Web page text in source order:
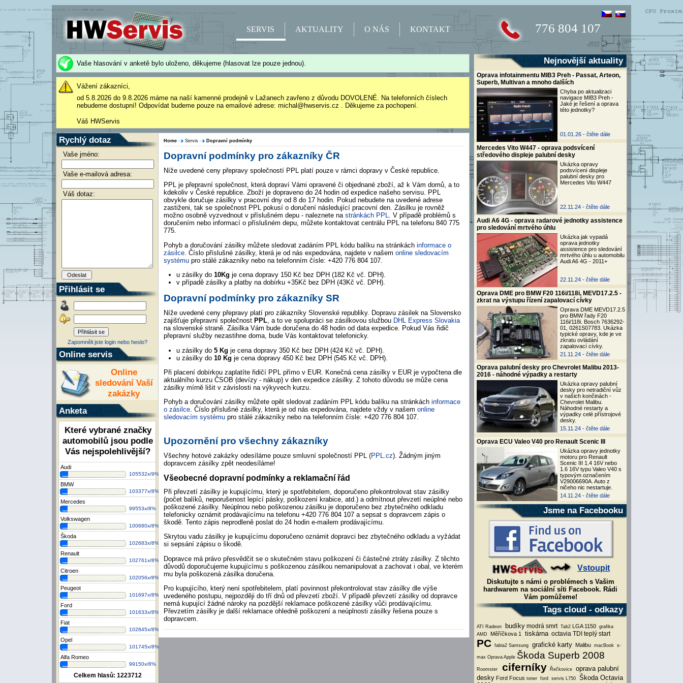
776 804 107
SERVIS AKTUALITY O NÁS KONTAKT
Nejnovější aktuality
Oprava infotainmentu MIB3 Preh - Passat, Arteon,
Superb, Multivan a mnoho dalších
Chyba po aktualizaci
navigace MIB3 Preh -
Jaké je řešení a oprava
této jednotky?
01.01.26 - čtěte dále
Mercedes Vito W447 - oprava podsvícení
středového displeje palubní desky
Ukázka opravy
podsvícení displeje
palubní desky pro
Mercedes Vito W447
22.11.24 - čtěte dále
Audi A6 4G - oprava radarové jednotky assistence
pro sledování mrtvého úhlu
Ukázka jak vypadá
oprava jednotky
assistence pro sledování
mrtvého úhlu u automobilu
Audi A6 4G - 2011+
22.11.24 - čtěte dále
Oprava DME pro BMW F20 116i/118i, MEVD17.2.5 -
zkrat na výstupu řízení zapalovací cívky
Oprava DME MEVD17.2.5
pro BMW řady F20
116i/118i. Bosch 7636292-
01, 0261S07783. Ukázka
typické opravy, kde je ve
zkratu ovládání
zapalovací cívky.
21.11.24 - čtěte dále
Oprava palubní desky pro Chevrolet Malibu 2013-
2016 - náhodné výpadky a restarty
Ukázka opravy palubní
desky pro netradiční vůz
v našich končinách -
Chevrolet Malibu.
Náhodné restarty a
výpadky celé přístrojové
desky.
15.11.24 - čtěte dále
Oprava ECU Valeo V40 pro Renault Scenic III
Ukázka opravy jednotky
motoru pro Renault
Scenic III 1.4 16V nebo
1.6 16V typu Valeo V40 s
typovým označením
V29006690A. Auto z
ničeho nic nestartuje.
14.11.24 - čtěte dále
Jsme na Facebooku
Vstoupit
Diskutujte s námi o problémech s Vašim
hardwarem na sociální síti Facebook. Rádi
Vám pomůžeme!
Tags cloud - odkazy
ATI Radeon budíky modrá smrt Tab2 LGA 1150 grafika
AMD
Měříčkova 1 tiskárna octavia TDI teplý start
PC fabia2 Samsung grafické karty Malibu macBook s-
max Oprava Apple Škoda Superb 2008
Roomster ciferníky Řečkovice
oprava palubní
desky Ford Focus toner ford servis L750
Škoda Octavia
Vaše hlasování v anketě bylo uloženo, děkujeme (hlasovat lze pouze jednou).
Vážení zákazníci,
od 5.8.2026 do 9.8.2026 máme na naší kamenné prodejně v Lažanech zavřeno z důvodu DOVOLENÉ. Na telefonních číslech
nebudeme dostupní! Odpovídat budeme pouze na emailové adrese: michal@hwservis.cz . Děkujeme za pochopení.
Váš HWServis
Rychlý dotaz
Vaše jméno:
Vaše e-mailová adresa:
Váš dotaz:
Přihlásit se
Zapomněli jste login nebo heslo?
Online servis
Online
sledování Vaší
zakázky
Anketa
Které vybrané značky
automobilů jsou podle
Vás nejspolehlivější?
Audi
105532x/9%
BMW
103377x/8%
Mercedes
99553x/8%
Volkswagen
100680x/8%
Škoda
102683x/8%
Renault
102761x/8%
Citroen
102056x/8%
Peugeot
101697x/8%
Ford
101633x/8%
Fiat
102845x/8%
Opel
101745x/8%
Alfa Romeo
99150x/8%
Celkem hlasů: 1223712
Home Servis Dopravní podmínky
Dopravní podmínky pro zákazníky ČR
Níže uvedené ceny přepravy společností PPL platí pouze v rámci dopravy v České republice.
PPL je přepravní společnost, která dopraví Vámi opravené či objednané zboží, až k Vám domů, a to
kdekoliv v České republice. Zboží je dopraveno do 24 hodin od expedice našeho servisu. PPL
obvykle doručuje zásilky v pracovní dny od 8 do 17 hodin. Pokud nebudete na uvedené adrese
zastiženi, tak se společnost PPL pokusí o doručení následující pracovní den. Zásilku je rovněž
možno osobně vyzvednout v příslušném depu - naleznete na stránkách PPL. V případě problémů s
doručením nebo informací o příslušném depu, můžete kontaktovat centrálu PPL na telefonu 840 775
775.
Pohyb a doručování zásilky můžete sledovat zadáním PPL kódu balíku na stránkách informace o
zásilce . Číslo příslušné zásilky, která je od nás expedována, najdete v našem online sledovacím
systému pro stálé zákazníky nebo na telefonním čísle: +420 776 804 107.
u zásilky do 10Kg je cena dopravy 150 Kč bez DPH (182 Kč vč. DPH).
v případě zásilky a platby na dobírku +35Kč bez DPH (43Kč vč. DPH).
Dopravní podmínky pro zákazníky SR
Níže uvedené ceny přepravy platí pro zákazníky Slovenské republiky. Dopravu zásilek na Slovensko
zajišťuje přepravní společnost PPL, a to ve spolupráci se zásilkovou službou DHL Express Slovakia
na slovenské straně. Zásilka Vám bude doručena do 48 hodin od data expedice. Pokud Vás řidič
přepravní služby nezastihne doma, bude Vás kontaktovat telefonicky.
u zásilky do 5 Kg je cena dopravy 350 Kč bez DPH (424 Kč vč. DPH).
u zásilky do 10 Kg je cena dopravy 450 Kč bez DPH (545 Kč vč. DPH).
Při placení dobírkou zaplatíte řidičí PPL přímo v EUR. Konečná cena zásilky v EUR je vypočtena dle
aktuálního kurzu ČSOB (devízy - nákup) v den expedice zásilky. Z tohoto důvodu se může cena
zásilky mírně lišit v závislosti na výkyvech kurzu.
Pohyb a doručování zásilky můžete opět sledovat zadáním PPL kódu balíku na stránkách informace
o zásilce. Číslo příslušné zásilky, která je od nás expedována, najdete vždy v našem online
sledovacím systému pro stálé zákazníky nebo na telefonním čísle: +420 776 804 107.
Upozornění pro všechny zákazníky
Všechny hotové zakázky odesíláme pouze smluvní společností PPL (PPL.cz). Žádným jiným
dopravcem zásilky zpět neodesíláme!
Všeobecné dopravní podmínky a reklamační řád
Při převzetí zásilky je kupujícímu, který je spotřebitelem, doporučeno překontrolovat stav zásilky
(počet balíků, neporušenost lepící pásky, poškození krabice, atd.) a odmítnout převzetí neúplné nebo
poškozené zásilky. Neúplnou nebo poškozenou zásilku je doporučeno bez zbytečného odkladu
telefonicky oznámit prodávajícímu na telefonu +420 776 804 107 a sepsat s dopravcem zápis o
škodě. Tento zápis neprodleně poslat do 24 hodin e-mailem prodávajícímu.
Skrytou vadu zásilky je kupujícímu doporučeno oznámit dopravci bez zbytečného odkladu a vyžádat
si sepsání zápisu o škodě.
Dopravce má právo přesvědčit se o skutečném stavu poškození či částečné ztráty zásilky. Z těchto
důvodů doporučujeme kupujícímu s poškozenou zásilkou nemanipulovat a zachovat i obal, ve kterém
mu byla poškozená zásilka doručena.
Pro kupujícího, který není spotřebitelem, platí povinnost překontrolovat stav zásilky dle výše
uvedeného postupu, nejpozději do tří dnů od převzetí zboží. V případě převzetí zásilky od dopravce
nemá kupující žádné nároky na pozdější reklamace poškozené zásilky vůči prodávajícímu.
Převzetím zásilky je další reklamace ohledně poškození a neúplnosti zásilky řešena pouze s
dopravcem.